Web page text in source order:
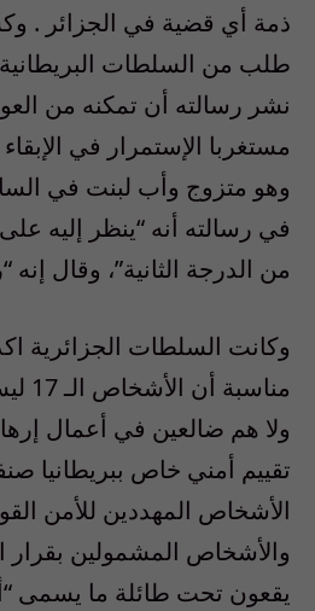
ذمة أي قضية في الجزائر .
طلب من السلطات
نشر رسالته أن تمكنه من
مستغربا الإستمرار في
وهو متزوج وأب لبنت في
في رسالته أنه “ينظر إليه
من الدرجة الثانية”، وقال إنه
وكانت السلطات الجزائرية
ولا هم ضالعين في أعمال
تقييم أمني خاص ببريطانيا
الأشخاص المهددين للأمن
والأشخاص المشمولين بقرار
يقعون تحت طائلة ما يسمى